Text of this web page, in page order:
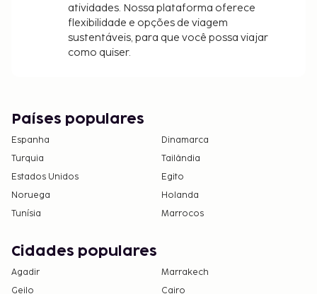
atividades. Nossa plataforma oferece
flexibilidade e opções de viagem
sustentáveis, para que você possa viajar
como quiser.
Países populares
Espanha
Dinamarca
Turquia
Tailândia
Estados Unidos
Egito
Noruega
Holanda
Tunísia
Marrocos
Cidades populares
Agadir
Marrakech
Geilo
Cairo